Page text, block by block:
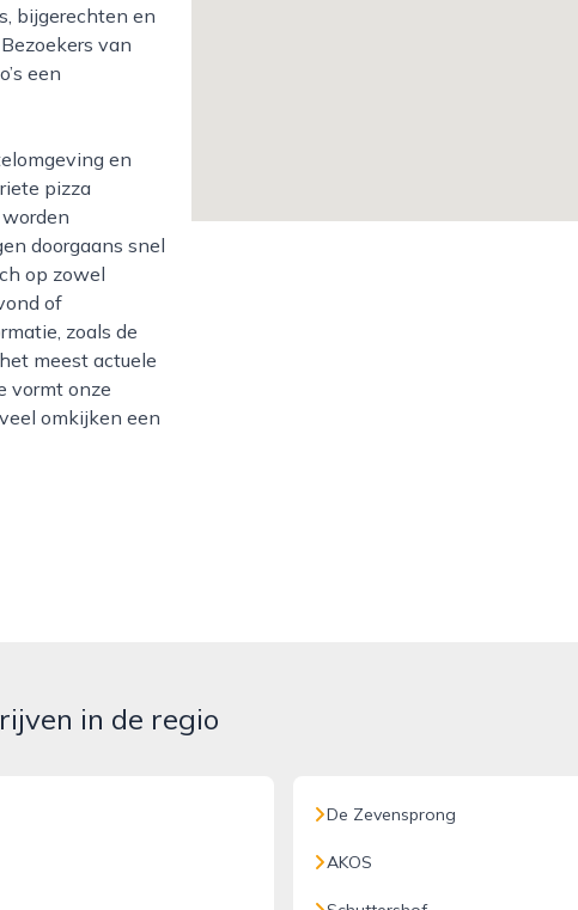
bijgerechten en
van
een
pizza
doorgaans snel
op zowel
of
zoals de
meest actuele
vormt onze
omkijken een
in de regio
De Zevensprong
AKOS